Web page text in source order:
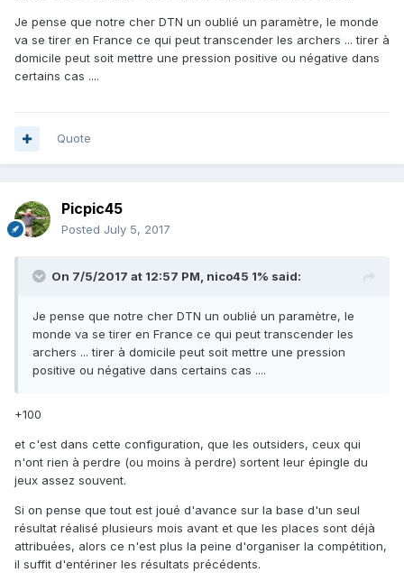
Je pense que notre cher DTN un oublié un paramètre, le monde
va se tirer en France ce qui peut transcender les archers ... tirer à
domicile peut soit mettre une pression positive ou négative dans
certains cas ....
Quote
Picpic45
Posted July 5, 2017
On 7/5/2017 at 12:57 PM, nico45 1% said:
Je pense que notre cher DTN un oublié un paramètre, le
monde va se tirer en France ce qui peut transcender les
archers ... tirer à domicile peut soit mettre une pression
positive ou négative dans certains cas ....
+100
et c'est dans cette configuration, que les outsiders, ceux qui
n'ont rien à perdre (ou moins à perdre) sortent leur épingle du
jeux assez souvent.
Si on pense que tout est joué d'avance sur la base d'un seul
résultat réalisé plusieurs mois avant et que les places sont déjà
attribuées, alors ce n'est plus la peine d'organiser la compétition,
il suffit d'entériner les résultats précédents.